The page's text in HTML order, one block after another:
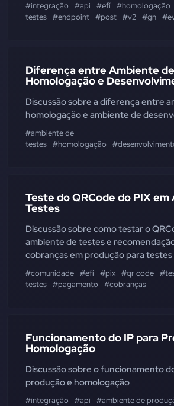
#integração #api #efí #homologação
testes #endpoint #post #v2 #gn
Diferença entre Ambiente de
Homologação e
Discussão sobre a diferença entre
homologação e ambiente de
#ambiente de
testes #homologação
Teste do QRCode do PIX
Testes
Discussão sobre como testar o
ambiente de testes e
cobranças em produção para
#comunidade #efí #pix #qr code
testes #pagamento #cobranças
Funcionamento do IP para
Homologação
Discussão sobre o funcionamento
produção e homologação
#integração #api #ambiente de